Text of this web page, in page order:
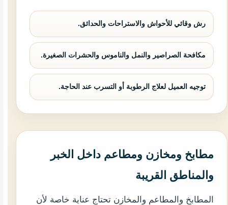
رش وقائي للأحواش والاستراحات والحدائق.
مكافحة الصراصير والنمل والناموس والحشرات الصغيرة.
توجيه العميل لعلاج الرطوبة أو التسرب عند الحاجة.
مطابخ ومخازن ومطاعم داخل الخبر
والمناطق القريبة
المطابخ والمطاعم والمخازن تحتاج عناية خاصة لأن